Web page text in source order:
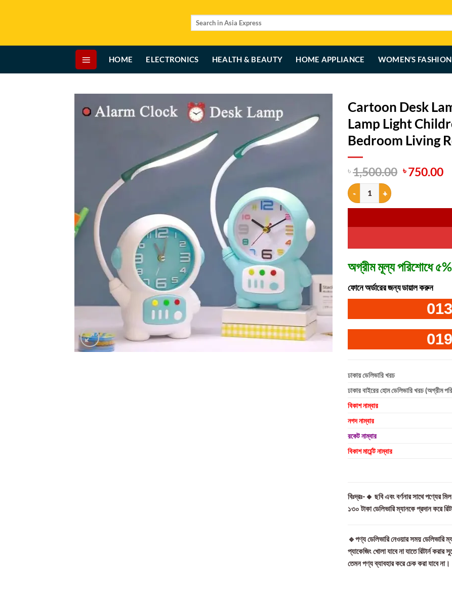
Search
for:
HOME ELECTRONICS HEALTH & BEAUTY HOME APPLIANCE WOMEN’S FASHION
Cartoon Desk
Lamp Light
Bedroom Living
৳1,500.00 Original
৳
৳750.00
৳
Cartoon Desk Lamp with Alarm
অগ্রীম মূল্য পরিশোধে ৫%
ফোনে অর্ডারের জন্য ডায়াল করুন
ঢাকায় ডেলিভারি খরচ
ঢাকার বাইরের হোম ডেলিভারি খরচ (অগ্রীম
বিকাশ নাম্বার
নগদ নাম্বার
রকেট নাম্বার
বিকাশ মার্চেন্ট নাম্বার
বিঃদ্রঃ-🔸 ছবি এবং বর্ণনার সাথে পণ্যের
১৩০ টাকা ডেলিভারি ম্যানকে প্রদান করে
🔹পণ্য ডেলিভারি নেওয়ার সময় ডেলিভারি
প্যাকেজিং খোলা যাবে না যাতে রিটার্ন করার
তেমন পণ্য ব্যাবহার করে চেক করা যাবে না।